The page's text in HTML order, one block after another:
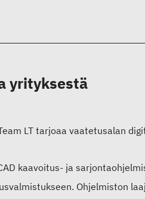
yrityksestä
LT tarjoaa vaatetusalan
kaavoitus- ja
Ohjelmiston